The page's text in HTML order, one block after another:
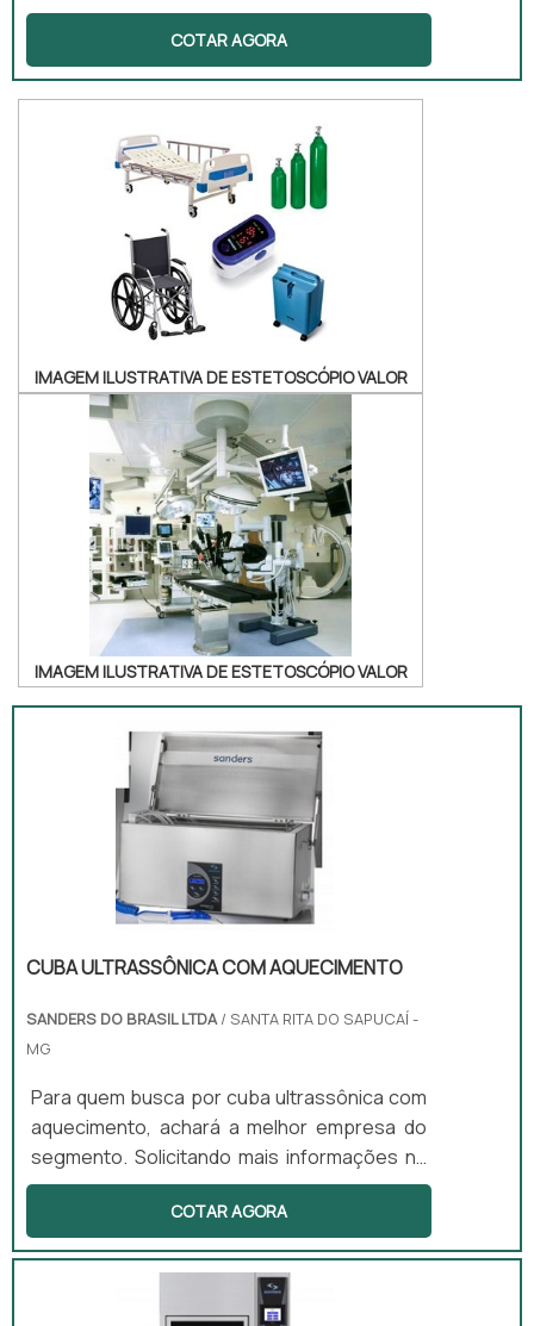
paciente está enfermo e se estiver, como
curar essas enfermidades, é fundamental
que os laboratórios médicos, clínicas ou
hospitais tenham consigo uma vasta gama
de aparelhos médicos. Desse modo,
poderão atender a um grande número de
pacientes e curar suas doenças.Extensa
variedade de equipamentos
Esfigmomanômetro...
COTAR AGORA
IMAGEM ILUSTRATIVA DE ESTETOSCÓPIO VALOR
IMAGEM ILUSTRATIVA DE ESTETOSCÓPIO VALOR
CUBA ULTRASSÔNICA COM AQUECIMENTO
SANDERS DO BRASIL LTDA/ SANTA RITA DO SAPUCAÍ -
MG
Para quem busca por cuba ultrassônica com
aquecimento, achará a melhor empresa do
segmento. Solicitando mais informações na
empresa mais qualificada do mercado e
encontrando a melhor referência em
qualidade. É importante lembrar que o
produto deve sempre ser adquirido com
empresas especializadas no segmento.
COTAR AGORA